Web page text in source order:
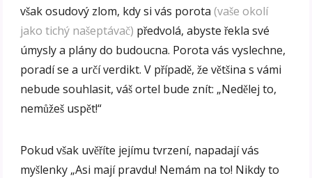
však osudový zlom, kdy si vás porota(vaše okolí
jako tichý našeptávač) předvolá, abyste řekla své
úmysly a plány do budoucna. Porota vás vyslechne,
poradí se a určí verdikt. V případě, že většina s vámi
nebude souhlasit, váš ortel bude znít: „Nedělej to,
nemůžeš uspět!“
Pokud však uvěříte jejímu tvrzení, napadají vás
myšlenky „Asi mají pravdu! Nemám na to! Nikdy to